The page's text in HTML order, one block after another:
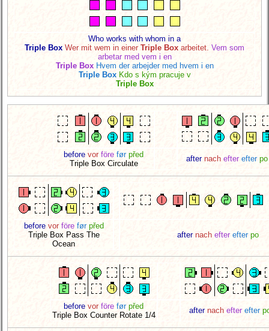
Who works with whom in a
Triple Box Wer mit wem in einer Triple Box arbeitet. Vem som
arbetar med vem i en
Triple Box Hvem der arbejder med hvem i en
Triple Box Kdo s kým pracuje v
Triple Box
before vor före før před
Triple Box Circulate
after nach efter efter po
before vor före før před
Triple Box Pass The
Ocean
after nach efter efter po
before vor före før před
Triple Box Counter Rotate 1/4
after nach efter efter